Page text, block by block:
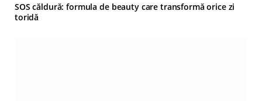
SOS căldură: formula de beauty care transformă orice zi
toridă